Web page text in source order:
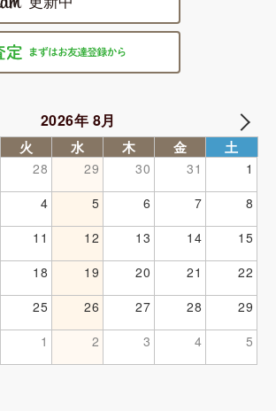
2026年 8月
火 水 木 金 土
28 29 30 31
1
4 5 6 7
8
11 12 13 14
15
18 19 20 21
22
25 26 27 28
29
1 2 3 4 5